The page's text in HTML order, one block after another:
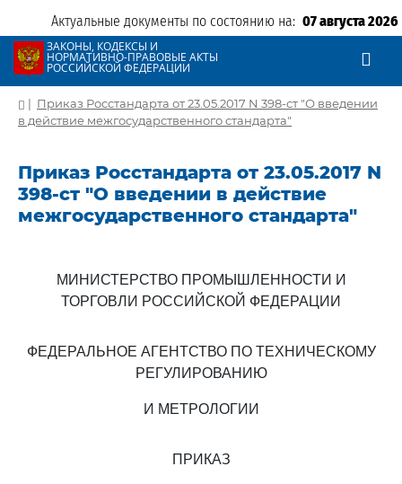
Актуальные документы по состоянию на: 07 августа 2026
ЗАКОНЫ, КОДЕКСЫ И
НОРМАТИВНО-ПРАВОВЫЕ АКТЫ
РОССИЙСКОЙ ФЕДЕРАЦИИ
| Приказ Росстандарта от 23.05.2017 N 398-ст "О введении
в действие межгосударственного стандарта"
Приказ Росстандарта от 23.05.2017 N
398-ст "О введении в действие
межгосударственного стандарта"
МИНИСТЕРСТВО ПРОМЫШЛЕННОСТИ И
ТОРГОВЛИ РОССИЙСКОЙ ФЕДЕРАЦИИ
ФЕДЕРАЛЬНОЕ АГЕНТСТВО ПО ТЕХНИЧЕСКОМУ
РЕГУЛИРОВАНИЮ
И МЕТРОЛОГИИ
ПРИКАЗ